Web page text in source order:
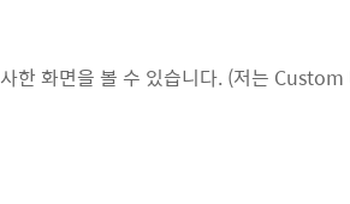
한 화면을 볼 수 있습니다. (저는